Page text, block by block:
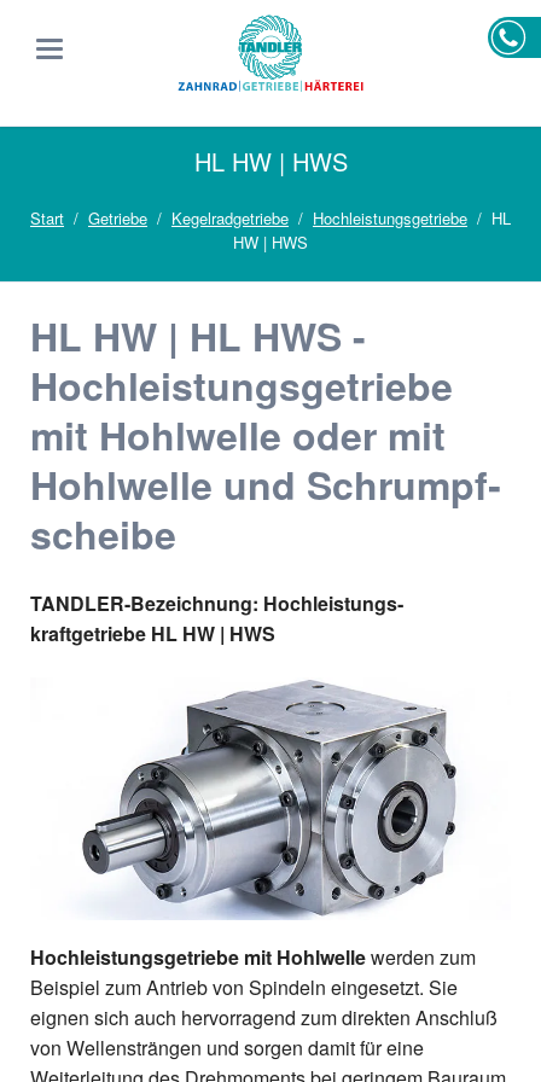
HL HW | HWS
Start Getriebe Kegelradgetriebe Hochleistungsgetriebe
HL
HW | HWS
HL HW | HL HWS -
Hochleistungs­getriebe
mit Hohlwelle oder mit
Hohlwelle und Schrumpf­
scheibe
TANDLER-Bezeichnung: Hochleistungs­
kraftgetriebe HL HW | HWS
Hochleistungsgetriebe mit Hohlwellewerden zum
Beispiel zum Antrieb von Spindeln eingesetzt. Sie
eignen sich auch hervorragend zum direkten Anschluß
von Wellensträngen und sorgen damit für eine